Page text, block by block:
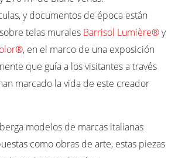
y documentos de época están
sobre telas murales Barrisol Lumière®y
, en el marco de una exposición
que guía a los visitantes a través
marcado la vida de este creador
modelos de marcas italianas
como obras de arte, estas piezas